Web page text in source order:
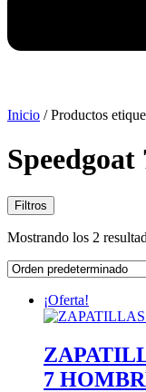
Inicio / Productos
Speedgoat
Filtros
Mostrando los 2
¡Oferta!
7